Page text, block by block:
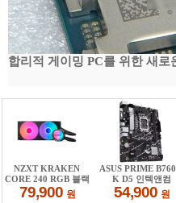
합리적 게이밍 PC를 위한 새